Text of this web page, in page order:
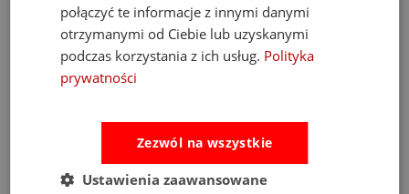
połączyć te informacje z innymi danymi
otrzymanymi od Ciebie lub uzyskanymi
podczas korzystania z ich usług. Polityka
prywatności
Zezwól na wszystkie
Ustawienia zaawansowane